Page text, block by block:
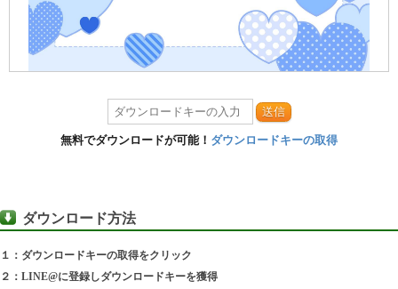
送信
無料でダウンロードが可能！ ダウンロードキーの取得
ダウンロード方法
１：ダウンロードキーの取得をクリック
２：LINE@に登録しダウンロードキーを獲得